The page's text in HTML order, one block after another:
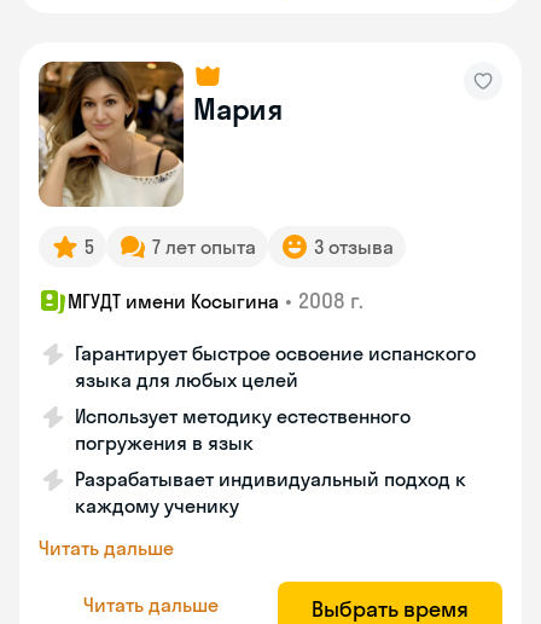
Мария
5 7 лет опыта 3 отзыва
МГУДТ имени Косыгина • 2008 г.
Гарантирует быстрое освоение испанского
языка для любых целей
Использует методику естественного
погружения в язык
Разрабатывает индивидуальный подход к
каждому ученику
Читать дальше
Читать дальше Выбрать время